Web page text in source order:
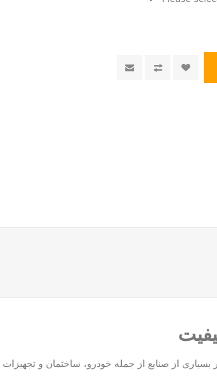
بسیاری از صنایع از جمله خودرو، ساختمان و